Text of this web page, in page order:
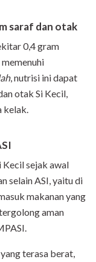
saraf dan otak
0,4 gram
, nutrisi ini dapat
otak Si Kecil,
kelak.
Kecil sejak awal
selain ASI, yaitu di
makanan yang
aman
terasa berat,